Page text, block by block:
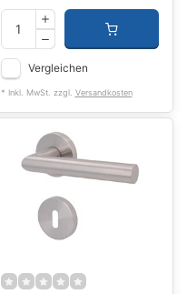
Vergleichen
* Inkl. MwSt. zzgl. Versandkosten